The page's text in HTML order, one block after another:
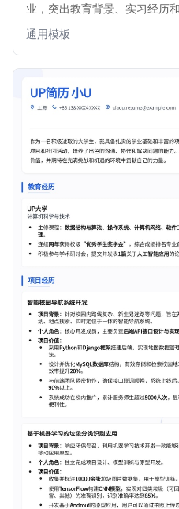
业，突出教育背景、实习经历
HR目光，提高面试邀约率。
轻松打造一份高质量的求职简
通用模板